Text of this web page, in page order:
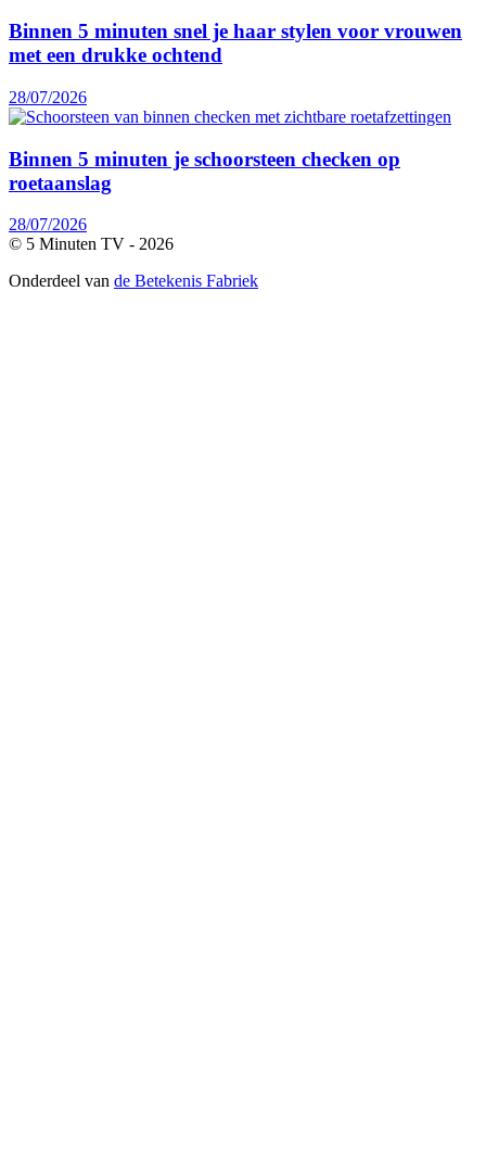
Binnen 5 minuten snel je haar stylen voor vrouwen
met een drukke ochtend
28/07/2026
Binnen 5 minuten je schoorsteen checken op
roetaanslag
28/07/2026
© 5 Minuten TV - 2026
Onderdeel van de Betekenis Fabriek